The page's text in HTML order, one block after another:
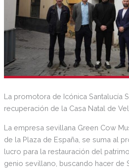
La promotora de Icónica Santalucía
recuperación de la Casa Natal de
La empresa sevillana Green Cow
de la Plaza de España, se suma al
lucro para la restauración del
genio sevillano, buscando hacer de